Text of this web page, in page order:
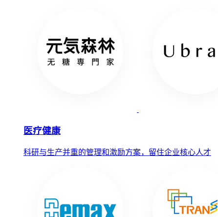
医疗健康
科研与生产并重的管理和激励方案，留住企业核心人才